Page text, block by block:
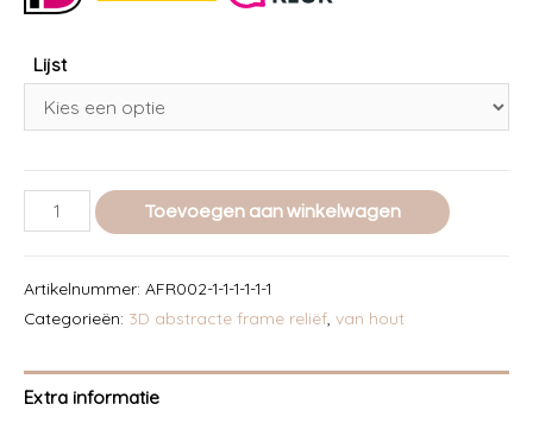
Lijst
Abstract
-
002
Toevoegen aan winkelwagen
Artikelnummer: AFR002-1-1-1-1-1-1
Categorieën: 3D abstracte frame reliëf van hout
Extra informatie